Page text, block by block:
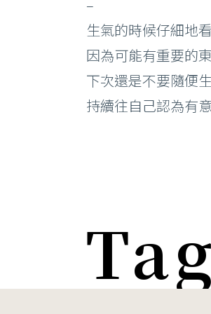
–
生氣的時候仔細地
因為可能有重要的
下次還是不要隨便
持續往自己認為有